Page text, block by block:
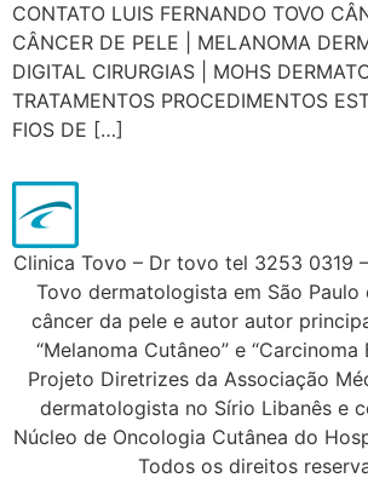
CONTATO LUIS FERNANDO TOVO
CÂNCER DE PELE | MELANOMA
DIGITAL CIRURGIAS | MOHS
TRATAMENTOS PROCEDIMENTOS
FIOS DE […]
Clinica Tovo – Dr tovo tel 3253 0319
Tovo dermatologista em São Paulo
câncer da pele e autor autor
“Melanoma Cutâneo” e “Carcinoma
Projeto Diretrizes da Associação
dermatologista no Sírio Libanês e
Núcleo de Oncologia Cutânea do
Todos os direitos